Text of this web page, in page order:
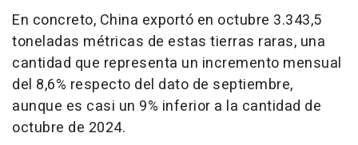
En concreto, China exportó en octubre 3.343,5
toneladas métricas de estas tierras raras, una
cantidad que representa un incremento mensual
del 8,6% respecto del dato de septiembre,
aunque es casi un 9% inferior a la cantidad de
octubre de 2024.